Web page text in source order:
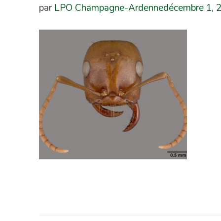
par LPO Champagne-Ardennedécembre 1,